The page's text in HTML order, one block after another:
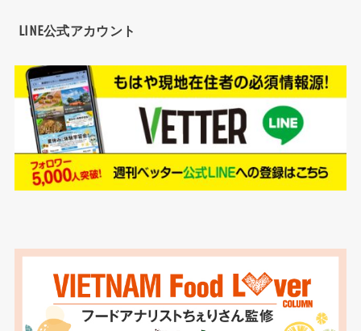
LINE公式アカウント